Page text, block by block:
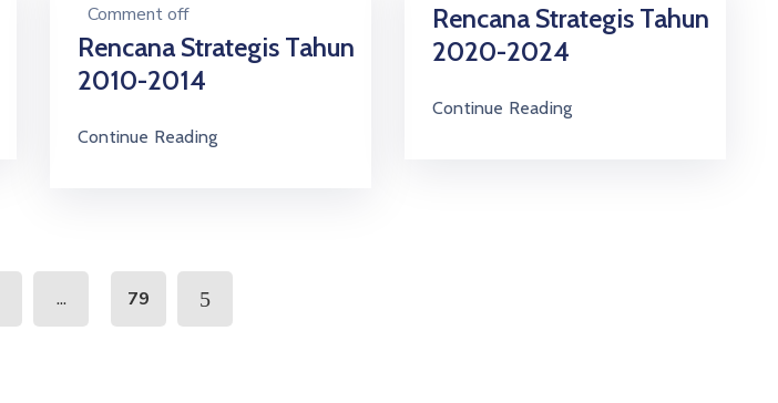
Comment off
Rencana Strategis Tahun
2010-2014
Continue Reading
Rencana Strategis Tahun
2020-2024
Continue Reading
... 79